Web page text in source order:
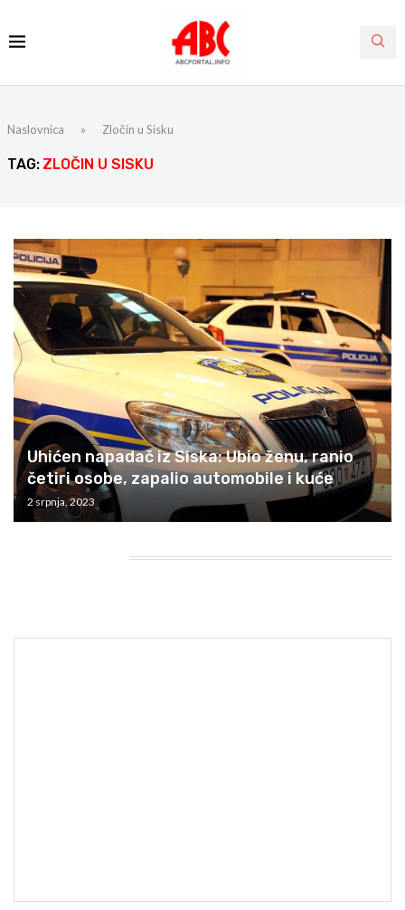
Naslovnica » Zločin u Sisku
TAG: ZLOČIN U SISKU
Uhićen napadač iz Siska: Ubio ženu, ranio
četiri osobe, zapalio automobile i kuće
2 srpnja, 2023